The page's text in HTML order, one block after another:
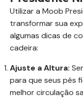
Utilizar a Moob
transformar sua
algumas dicas de
cadeira:
Ajuste a Altura:
para que seus pés
melhor circulação